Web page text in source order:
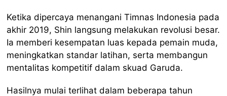
Ketika dipercaya menangani Timnas Indonesia pada
akhir 2019, Shin langsung melakukan revolusi besar.
Ia memberi kesempatan luas kepada pemain muda,
meningkatkan standar latihan, serta membangun
mentalitas kompetitif dalam skuad Garuda.
Hasilnya mulai terlihat dalam beberapa tahun